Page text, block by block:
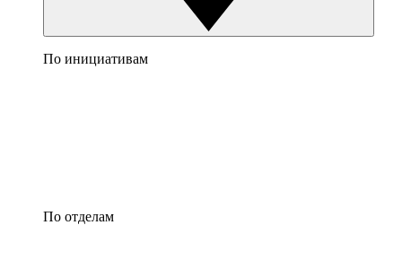
По инициативам
По отделам